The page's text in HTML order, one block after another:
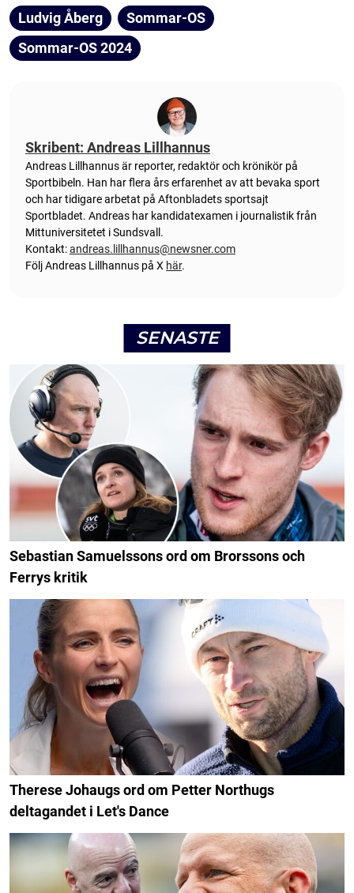
Ludvig Åberg
Sommar-OS
Sommar-OS 2024
Skribent: Andreas Lillhannus
Andreas Lillhannus är reporter, redaktör och krönikör på
Sportbibeln. Han har flera års erfarenhet av att bevaka sport
och har tidigare arbetat på Aftonbladets sportsajt
Sportbladet. Andreas har kandidatexamen i journalistik från
Mittuniversitetet i Sundsvall.
Kontakt:andreas.lillhannus@newsner.com
Följ Andreas Lillhannus på X här.
SENASTE
Sebastian Samuelssons ord om Brorssons och
Ferrys kritik
Therese Johaugs ord om Petter Northugs
deltagandet i Let's Dance